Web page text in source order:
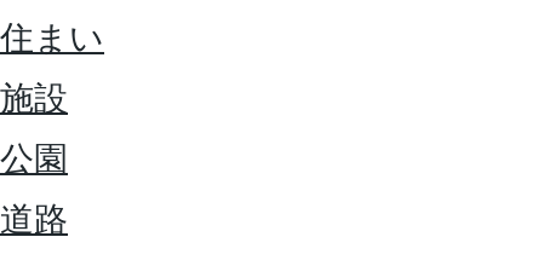
住まい
施設
公園
道路